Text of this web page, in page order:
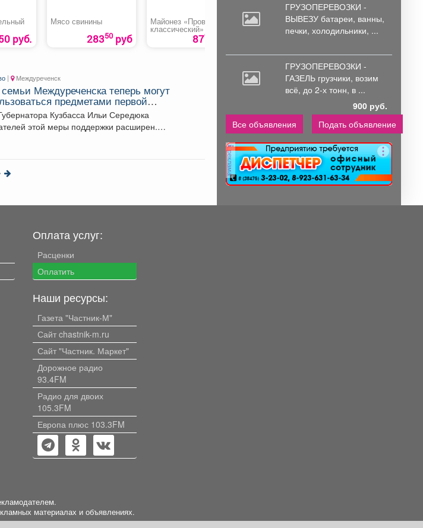
руб.
Мясо свинины
28350руб
Майонез «Провансаль
классический» 67%
8790
Поролон листовой
усиленный
3000 руб.
Сыр «Королей»
| Междуреченск
Междуреченска теперь могут
предметами первой
для новорождённых.
Кузбасса Ильи Середюка
этой меры поддержки расширен.
ГРУЗОПЕРЕВОЗКИ -
ВЫВЕЗУ батареи, ванны,
печки, холодильники, ...
ГРУЗОПЕРЕВОЗКИ -
ГАЗЕЛЬ грузчики, возим
всё, до 2-х тонн, в ...
900 руб.
Все объявления
Подать объявление
реклама
Оплата услуг:
Расценки
Оплатить
Наши ресурсы:
Газета "Частник-М"
Сайт chastnik-m.ru
Сайт "Частник. Маркет"
Дорожное радио
93.4FM
Радио для двоих
105.3FM
Европа плюс 103.3FM
материалах и объявлениях.